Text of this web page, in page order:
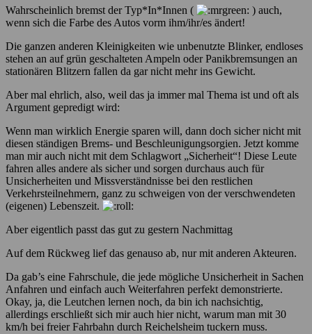
Wahrscheinlich bremst der Typ*In*Innen (
) auch,
wenn sich die Farbe des Autos vorm ihm/ihr/es ändert!
Die ganzen anderen Kleinigkeiten wie unbenutzte Blinker, endloses
stehen an auf grün geschalteten Ampeln oder Panikbremsungen an
stationären Blitzern fallen da gar nicht mehr ins Gewicht.
Aber mal ehrlich, also, weil das ja immer mal Thema ist und oft als
Argument gepredigt wird:
Wenn man wirklich Energie sparen will, dann doch sicher nicht mit
diesen ständigen Brems- und Beschleunigungsorgien. Jetzt komme
man mir auch nicht mit dem Schlagwort „Sicherheit“! Diese Leute
fahren alles andere als sicher und sorgen durchaus auch für
Unsicherheiten und Missverständnisse bei den restlichen
Verkehrsteilnehmern, ganz zu schweigen von der verschwendeten
(eigenen) Lebenszeit.
Aber eigentlich passt das gut zu gestern Nachmittag
Auf dem Rückweg lief das genauso ab, nur mit anderen Akteuren.
Da gab’s eine Fahrschule, die jede mögliche Unsicherheit in Sachen
Anfahren und einfach auch Weiterfahren perfekt demonstrierte.
Okay, ja, die Leutchen lernen noch, da bin ich nachsichtig,
allerdings erschließt sich mir auch hier nicht, warum man mit 30
km/h bei freier Fahrbahn durch Reichelsheim tuckern muss.